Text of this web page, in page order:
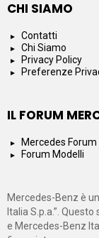
CHI SIAMO
Contatti
Chi Siamo
Privacy Policy
Preferenze
IL FORUM
Mercedes Forum
Forum Modelli
Mercedes-Benz è
Italia S.p.a.”.
e Mercedes-Benz